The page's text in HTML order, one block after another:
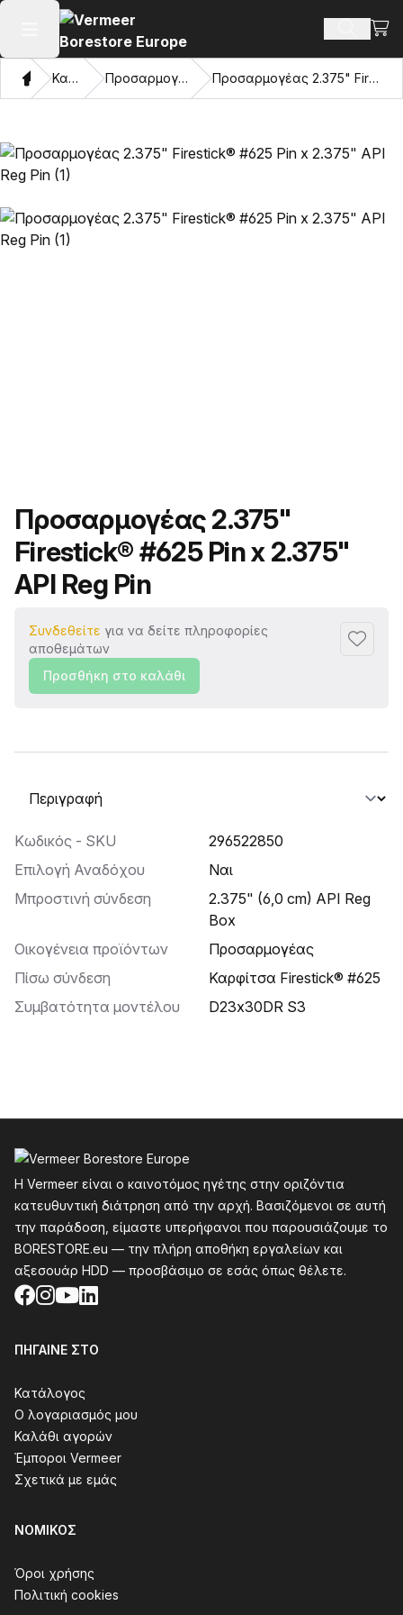
Άνοιγμα κύριου μενού
ΣπίτιΚατάλογος Προσαρμογείς και μάτια έλξης Προσαρμογέας 2.375" Firestick® #625 Pin x 2.375" API Reg Pin
Όνομα προϊόντος
Προσαρμογέας 2.375"
Firestick® #625 Pin x 2.375"
API Reg Pin
Συνδεθείτε για να δείτε πληροφορίες
αποθεμάτων
Προσθήκη στο καλάθι
Επιλογή καρτέλας
Κωδικός - SKU
296522850
Επιλογή Αναδόχου
Ναι
Μπροστινή σύνδεση
2.375" (6,0 cm) API Reg
Box
Οικογένεια προϊόντων
Προσαρμογέας
Πίσω σύνδεση
Καρφίτσα Firestick® #625
Συμβατότητα μοντέλου
D23x30DR S3
Η Vermeer είναι ο καινοτόμος ηγέτης στην οριζόντια
κατευθυντική διάτρηση από την αρχή. Βασιζόμενοι σε αυτή
την παράδοση, είμαστε υπερήφανοι που παρουσιάζουμε το
BORESTORE.eu — την πλήρη αποθήκη εργαλείων και
αξεσουάρ HDD — προσβάσιμο σε εσάς όπως θέλετε.
Facebook
Instagram
YouTube
LinkedIn
ΠΉΓΑΙΝΕ ΣΤΟ
Κατάλογος
Ο λογαριασμός μου
Καλάθι αγορών
Έμποροι Vermeer
Σχετικά με εμάς
ΝΟΜΙΚΌΣ
Όροι χρήσης
Πολιτική cookies